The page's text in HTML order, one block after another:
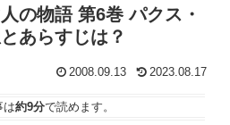
の物語 第6巻 パクス・
あらすじは？
2008.09.13 2023.08.17
は約9分で読めます。